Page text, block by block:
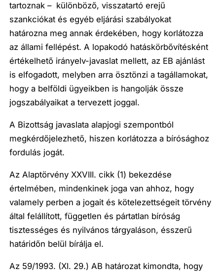
tartoznak – különböző, visszatartó erejű
szankciókat és egyéb eljárási szabályokat
határozna meg annak érdekében, hogy korlátozza
az állami fellépést. A lopakodó hatáskörbővítésként
értékelhető irányelv-javaslat mellett, az EB ajánlást
is elfogadott, melyben arra ösztönzi a tagállamokat,
hogy a belföldi ügyeikben is hangolják össze
jogszabályaikat a tervezett joggal.
A Bizottság javaslata alapjogi szempontból
megkérdőjelezhető, hiszen korlátozza a bírósághoz
fordulás jogát.
Az Alaptörvény XXVIII. cikk (1) bekezdése
értelmében, mindenkinek joga van ahhoz, hogy
valamely perben a jogait és kötelezettségeit törvény
által felállított, független és pártatlan bíróság
tisztességes és nyilvános tárgyaláson, ésszerű
határidőn belül bírálja el.
Az 59/1993. (XI. 29.) AB határozat kimondta, hogy